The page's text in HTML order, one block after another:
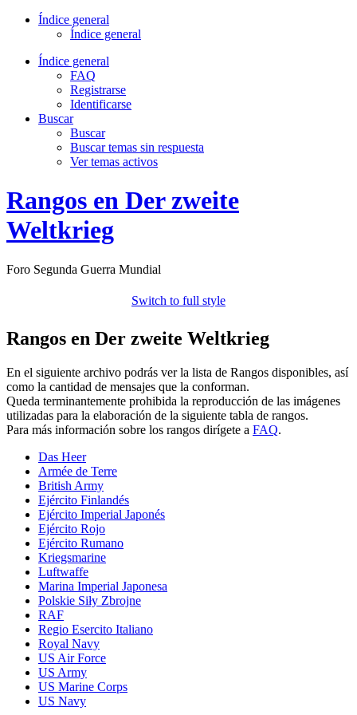
Índice general
Índice general
Índice general
FAQ
Registrarse
Identificarse
Buscar
Buscar
Buscar temas sin respuesta
Ver temas activos
Rangos en Der zweite
Weltkrieg
Foro Segunda Guerra Mundial
Switch to full style
Rangos en Der zweite Weltkrieg
En el siguiente archivo podrás ver la lista de Rangos disponibles, así
como la cantidad de mensajes que la conforman.
Queda terminantemente prohibida la reproducción de las imágenes
utilizadas para la elaboración de la siguiente tabla de rangos.
Para más información sobre los rangos dirígete a FAQ.
Das Heer
Armée de Terre
British Army
Ejército Finlandés
Ejército Imperial Japonés
Ejército Rojo
Ejército Rumano
Kriegsmarine
Luftwaffe
Marina Imperial Japonesa
Polskie Siły Zbrojne
RAF
Regio Esercito Italiano
Royal Navy
US Air Force
US Army
US Marine Corps
US Navy